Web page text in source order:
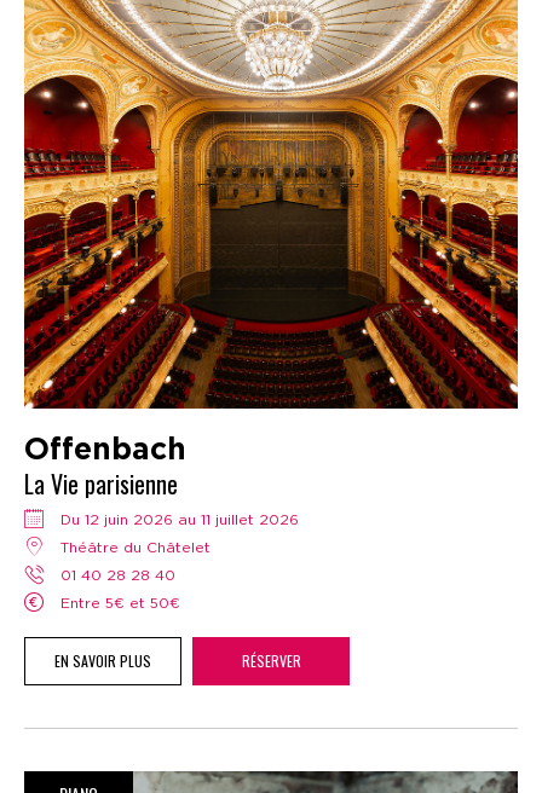
Offenbach
La Vie parisienne
Du 12 juin 2026 au 11 juillet 2026
Théâtre du Châtelet
01 40 28 28 40
Entre 5€ et 50€
EN SAVOIR PLUS RÉSERVER